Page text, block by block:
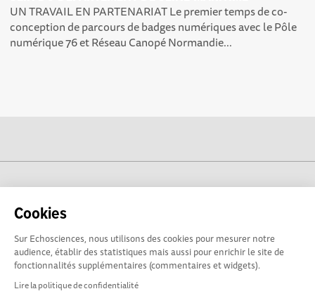
Cookies
Sur Echosciences, nous utilisons des cookies pour mesurer notre
audience, établir des statistiques mais aussi pour enrichir le site de
fonctionnalités supplémentaires (commentaires et widgets).
Lire la politique de confidentialité
UN TRAVAIL EN PARTENARIAT Le premier temps de co-
conception de parcours de badges numériques avec le Pôle
numérique 76 et Réseau Canopé Normandie...